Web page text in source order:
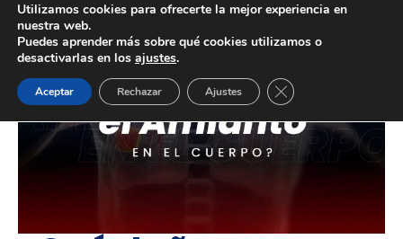
Utilizamos cookies para ofrecerte la mejor experiencia en
nuestra web.
Puedes aprender más sobre qué cookies utilizamos o
desactivarlas en los ajustes.
Aceptar Rechazar Ajustes Cerrar el banner de